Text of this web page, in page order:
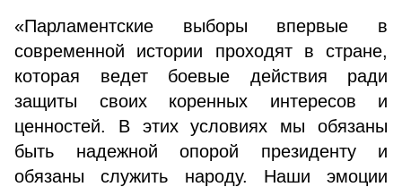
«Парламентские выборы впервые в
современной истории проходят в стране,
которая ведет боевые действия ради
защиты своих коренных интересов и
ценностей. В этих условиях мы обязаны
быть надежной опорой президенту и
обязаны служить народу. Наши эмоции